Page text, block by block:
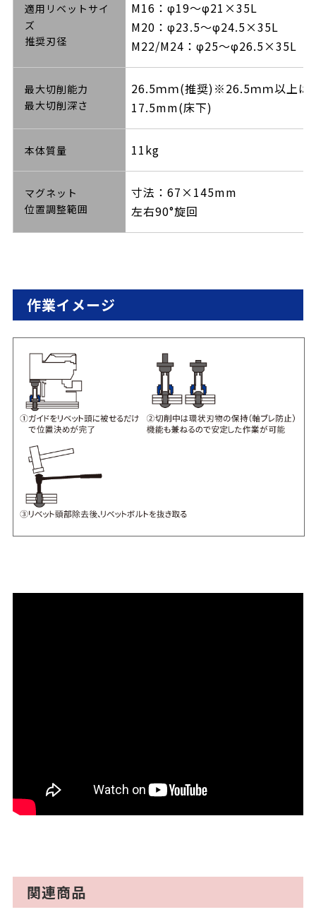
適用リベットサイ
ズ
推奨刃径
M16：φ19〜φ21×35L
M20：φ23.5〜φ24.5×35L
M22/M24：φ25〜φ26.5×35L
最大切削能力
最大切削深さ
26.5ｍｍ(推奨)※26.5ｍｍ以上は
17.5mm(床下)
本体質量 11kg
マグネット
位置調整範囲
寸法：67×145mm
左右90°旋回
作業イメージ
関連商品